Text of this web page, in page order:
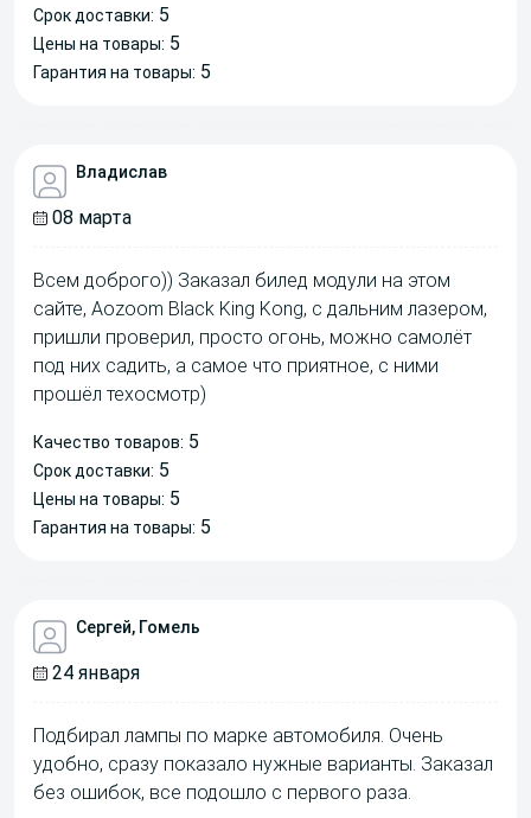
Срок доставки: 5
Цены на товары: 5
Гарантия на товары: 5
Владислав
08 марта
Всем доброго)) Заказал билед модули на этом
сайте, Aozoom Black King Kong, с дальним лазером,
пришли проверил, просто огонь, можно самолёт
под них садить, а самое что приятное, с ними
прошёл техосмотр)
Качество товаров: 5
Срок доставки: 5
Цены на товары: 5
Гарантия на товары: 5
Сергей, Гомель
24 января
Подбирал лампы по марке автомобиля. Очень
удобно, сразу показало нужные варианты. Заказал
без ошибок, все подошло с первого раза.